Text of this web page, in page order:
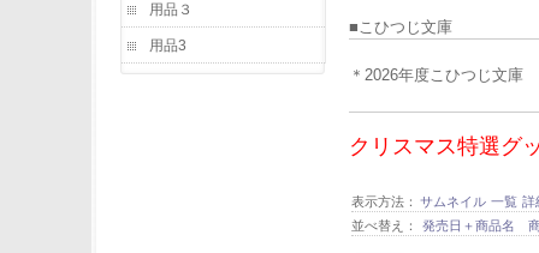
用品３
用品3
■こひつじ文庫
＊2026年度こひつじ文庫
クリスマス特選グ
表示方法： サムネイル 一覧 詳
並べ替え：
発売日＋商品名